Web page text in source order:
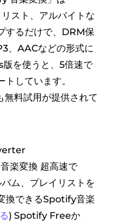
スト、アルバイトな
するだけで、DRM保
、AACなどの形式に
を使うと、5倍速で
しています。
料試用が提供されて
楽変換 超高速で
ム、プレイリストを
換できるSpotify音楽
) Spotify Freeか